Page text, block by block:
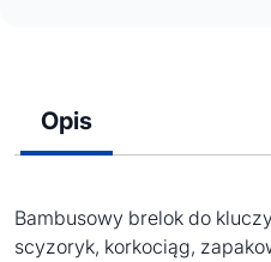
Opis
Bambusowy brelok do
scyzoryk, korkociąg,